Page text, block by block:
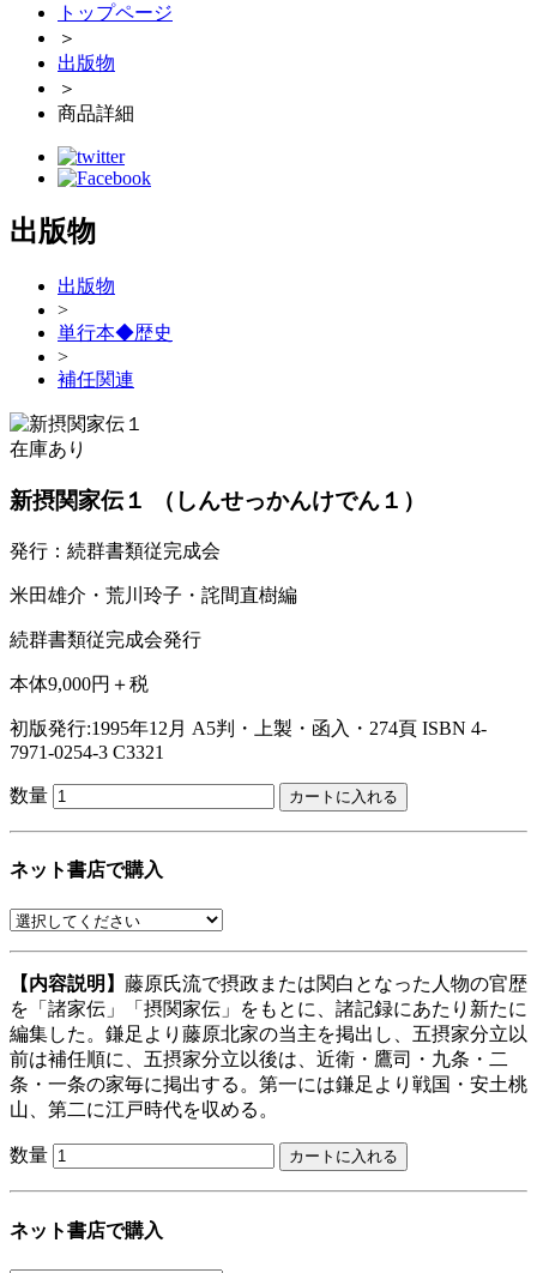
トップページ
＞
出版物
＞
商品詳細
出版物
出版物
>
単行本◆歴史
>
補任関連
在庫あり
新摂関家伝１ （しんせっかんけでん１）
発行：続群書類従完成会
米田雄介・荒川玲子・詫間直樹編
続群書類従完成会発行
本体9,000円＋税
初版発行:1995年12月 A5判・上製・函入・274頁 ISBN 4-
7971-0254-3 C3321
数量
ネット書店で購入
【内容説明】 藤原氏流で摂政または関白となった人物の官歴
を「諸家伝」「摂関家伝」をもとに、諸記録にあたり新たに
編集した。鎌足より藤原北家の当主を掲出し、五摂家分立以
前は補任順に、五摂家分立以後は、近衛・鷹司・九条・二
条・一条の家毎に掲出する。第一には鎌足より戦国・安土桃
山、第二に江戸時代を収める。
数量
ネット書店で購入